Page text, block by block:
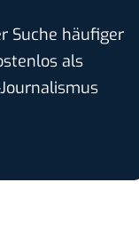
Suche häufiger
als